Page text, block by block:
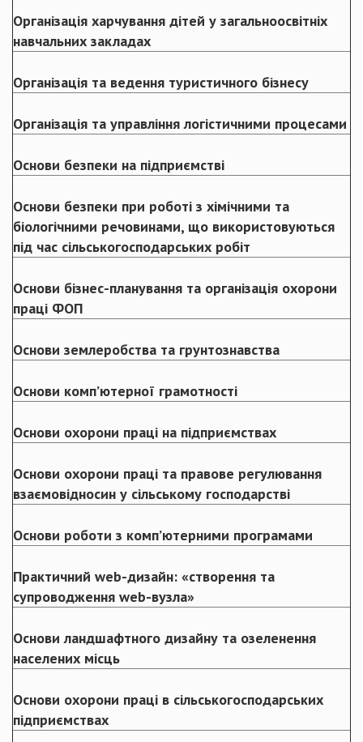
Організація харчування дітей у загальноосвітніх
навчальних закладах
Організація та ведення туристичного бізнесу
Організація та управління логістичними процесами
Основи безпеки на підприємстві
Основи безпеки при роботі з хімічними та
біологічними речовинами, що використовуються
під час сільськогосподарських робіт
Основи бізнес-планування та організація охорони
праці ФОП
Основи землеробства та грунтознавства
Основи комп’ютерної грамотності
Основи охорони праці на підприємствах
Основи охорони праці та правове регулювання
взаємовідносин у сільському господарстві
Основи роботи з комп’ютерними програмами
Практичний web-дизайн: «створення та
супроводження web-вузла»
Основи ландшафтного дизайну та озеленення
населених місць
Основи охорони праці в сільськогосподарських
підприємствах